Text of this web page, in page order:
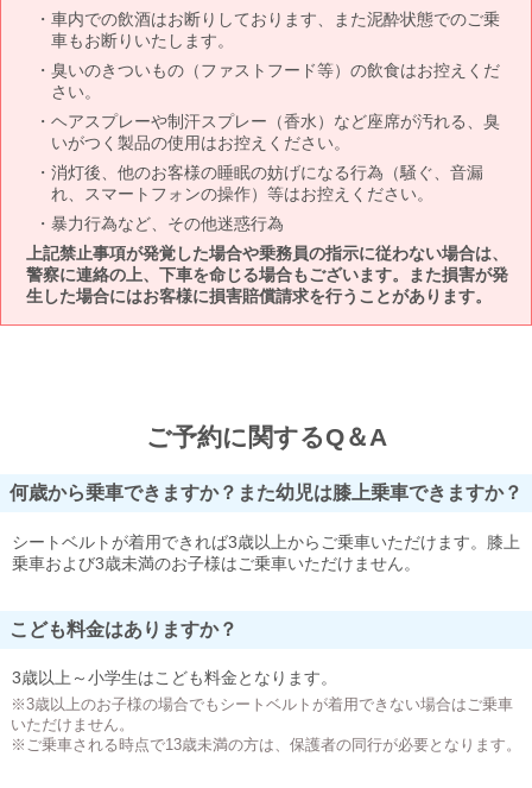
車内での飲酒はお断りしております、また泥酔状態でのご乗
車もお断りいたします。
臭いのきついもの（ファストフード等）の飲食はお控えくだ
さい。
ヘアスプレーや制汗スプレー（香水）など座席が汚れる、臭
いがつく製品の使用はお控えください。
消灯後、他のお客様の睡眠の妨げになる行為（騒ぐ、音漏
れ、スマートフォンの操作）等はお控えください。
暴力行為など、その他迷惑行為
上記禁止事項が発覚した場合や乗務員の指示に従わない場合は、
警察に連絡の上、下車を命じる場合もございます。また損害が発
生した場合にはお客様に損害賠償請求を行うことがあります。
ご予約に関するQ＆A
何歳から乗車できますか？また幼児は膝上乗車できますか？
シートベルトが着用できれば3歳以上からご乗車いただけます。膝上
乗車および3歳未満のお子様はご乗車いただけません。
こども料金はありますか？
3歳以上～小学生はこども料金となります。
※3歳以上のお子様の場合でもシートベルトが着用できない場合はご乗車
いただけません。
※ご乗車される時点で13歳未満の方は、保護者の同行が必要となります。